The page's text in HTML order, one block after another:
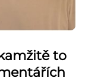
to